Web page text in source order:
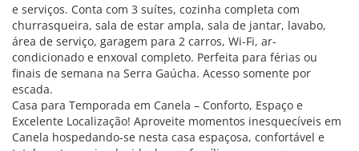
e serviços. Conta com 3 suítes, cozinha completa com
churrasqueira, sala de estar ampla, sala de jantar, lavabo,
área de serviço, garagem para 2 carros, Wi-Fi, ar-
condicionado e enxoval completo. Perfeita para férias ou
finais de semana na Serra Gaúcha. Acesso somente por
escada.
Casa para Temporada em Canela – Conforto, Espaço e
Excelente Localização! Aproveite momentos inesquecíveis em
Canela hospedando-se nesta casa espaçosa, confortável e